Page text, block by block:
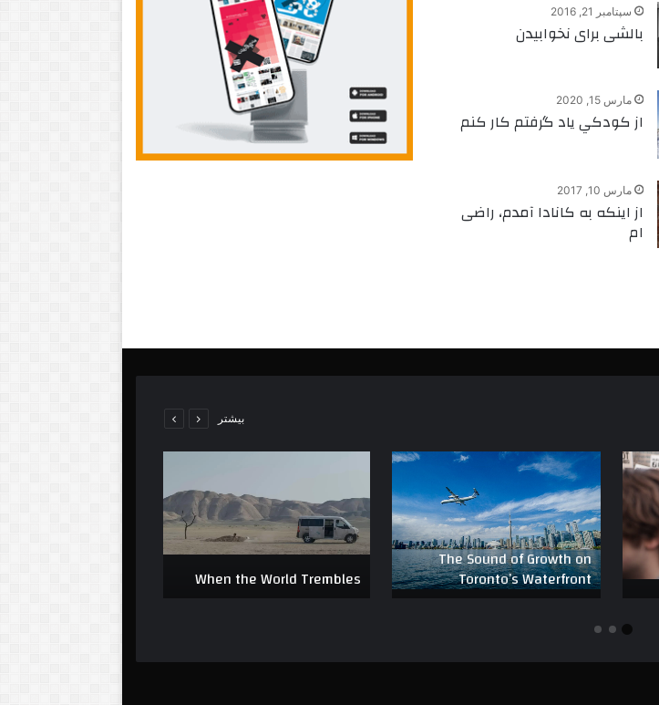
سپتامبر 21, 2016
بالشی برای نخوابیدن
مارس 15, 2020
از كودكي ياد گرفتم كار كنم
مارس 10, 2017
از اینکه به کانادا آمدم، راضی
ام
بیشتر
The Sound of Growth on
Toronto’s Waterfront
When the World Trembles